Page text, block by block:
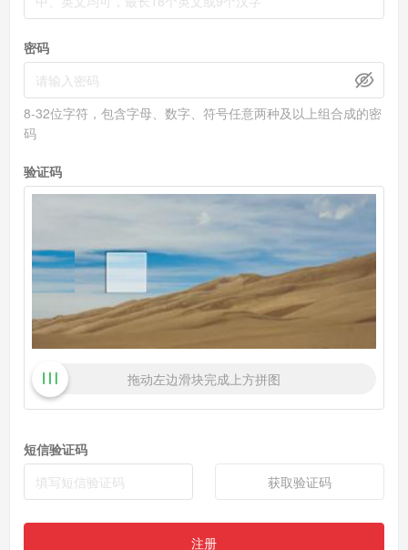
密码
8-32位字符，包含字母、数字、符号任意两种及以上组合成的密
码
验证码
拖动左边滑块完成上方拼图
短信验证码
获取验证码
注册